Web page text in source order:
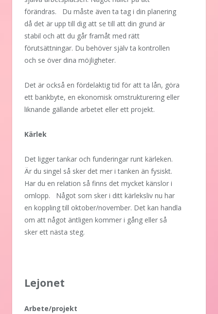
förändras. Du måste även ta tag i din planering
då det är upp till dig att se till att din grund är
stabil och att du går framåt med rätt
förutsättningar. Du behöver själv ta kontrollen
och se över dina möjligheter.
Det är också en fördelaktig tid för att ta lån, göra
ett bankbyte, en ekonomisk omstrukturering eller
liknande gällande arbetet eller ett projekt.
Kärlek
Det ligger tankar och funderingar runt kärleken.
Är du singel så sker det mer i tanken än fysiskt.
Har du en relation så finns det mycket känslor i
omlopp. Något som sker i ditt kärleksliv nu har
en koppling till oktober/november. Det kan handla
om att något äntligen kommer i gång eller så
sker ett nästa steg.
Lejonet
Arbete/projekt